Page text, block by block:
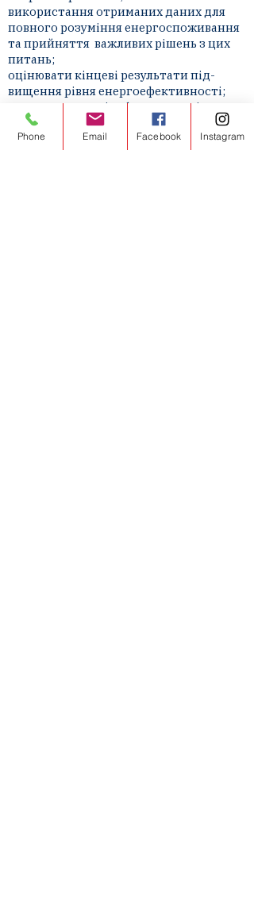
використання отриманих даних для
повного розуміння енергоспоживання
та прийняття важливих рішень з цих
питань;
оцінювати кінцеві результати під-
вищення рівня енергоефективності;
проводити аналіз ефективності
впровадження політики в сфері
енергозбереження;
удосконалювати роботу яка по-вязана з
Phone Email Facebook Instagram